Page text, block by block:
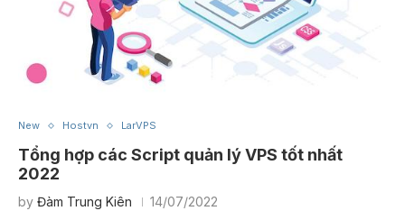
New Hostvn LarVPS
Tổng hợp các Script quản lý VPS tốt nhất
2022
by Đàm Trung Kiên 14/07/2022
Đăng Đạt Trương Quốc Cường